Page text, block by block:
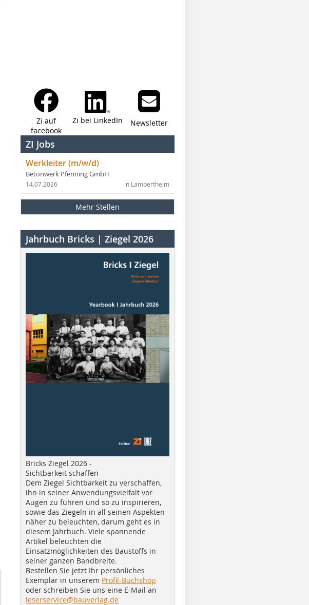
Zi auf
facebook
Zi bei LinkedIn Newsletter
ZI Jobs
Werkleiter (m/w/d)
Betonwerk Pfenning GmbH
in Lampertheim
14.07.2026
Mehr Stellen
Jahrbuch Bricks | Ziegel 2026
Bricks Ziegel 2026 -
Sichtbarkeit schaffen
Dem Ziegel Sichtbarkeit zu verschaffen,
ihn in seiner Anwendungsvielfalt vor
Augen zu führen und so zu inspirieren,
sowie das Ziegeln in all seinen Aspekten
näher zu beleuchten, darum geht es in
diesem Jahrbuch. Viele spannende
Artikel beleuchten die
Einsatzmöglichkeiten des Baustoffs in
seiner ganzen Bandbreite.
Bestellen Sie jetzt Ihr persönliches
Exemplar in unserem Profil-Buchshop
oder schreiben Sie uns eine E-Mail an
leserservice@bauverlag.de